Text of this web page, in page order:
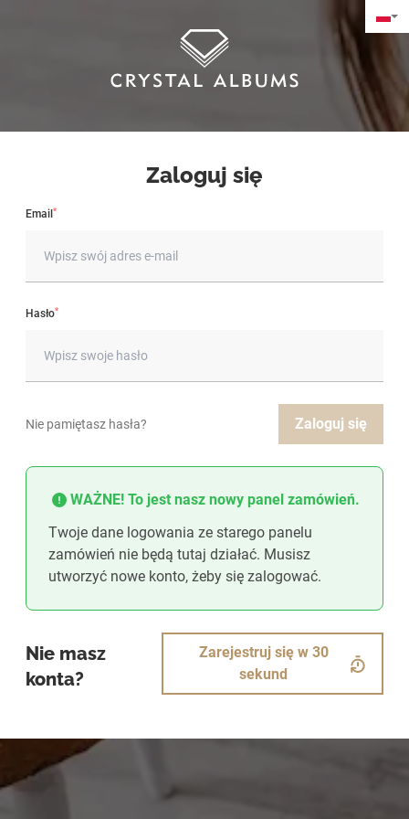
Zaloguj się
Email *
Hasło*
Nie pamiętasz hasła? Zaloguj się
WAŻNE! To jest nasz nowy panel zamówień.
Twoje dane logowania ze starego panelu
zamówień nie będą tutaj działać. Musisz
utworzyć nowe konto, żeby się zalogować.
Nie masz
konta?
Zarejestruj się w 30
sekund